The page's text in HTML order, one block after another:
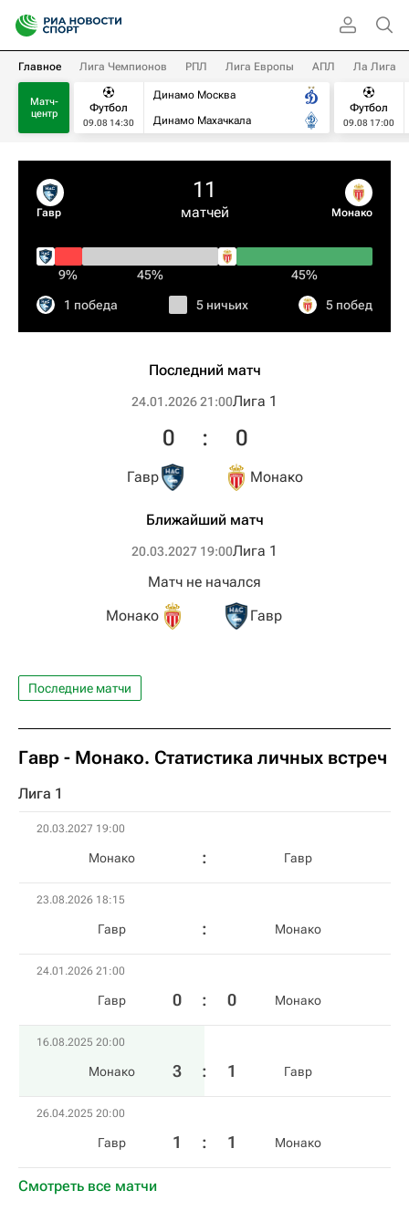
Главное Лига Чемпионов РПЛ Лига Европы АПЛ Ла Лига
Матч-
центр
Футбол
09.08 14:30
Динамо Москва
Динамо Махачкала
Футбол
09.08 17:00
Гавр
11
матчей Монако
9% 45% 45%
1 победа 5 ничьих 5 побед
Последний матч
24.01.2026 21:00Лига 1
Гавр
0 : 0
Монако
Ближайший матч
20.03.2027 19:00Лига 1
Монако
Матч не начался
Гавр
Последние матчи
Гавр - Монако. Статистика личных встреч
Лига 1
20.03.2027 19:00
Монако Гавр
23.08.2026 18:15
Гавр Монако
24.01.2026 21:00
Гавр 0 : 0 Монако
16.08.2025 20:00
Монако 3 : 1 Гавр
26.04.2025 20:00
Гавр 1 : 1 Монако
Смотреть все матчи